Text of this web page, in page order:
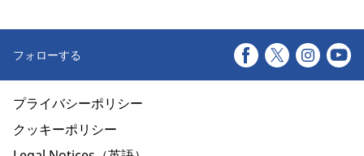
フォローする
プライバシーポリシー
クッキーポリシー